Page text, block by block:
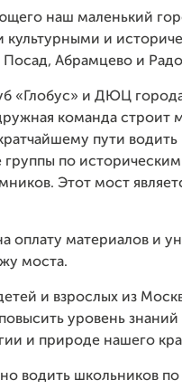
наш маленький
культурными и
Посад, Абрамцево и
«Глобус» и ДЮЦ
команда строит
пути
по историческим
Этот мост
оплату материалов и
моста.
и взрослых из
уровень
и природе нашего
водить школьников